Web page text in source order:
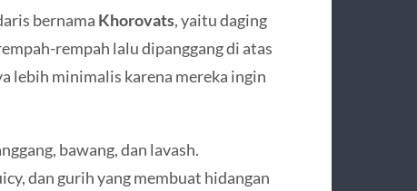
bernama Khorovats, yaitu daging
rempah lalu dipanggang di atas
lebih minimalis karena mereka ingin
bawang, dan lavash.
dan gurih yang membuat hidangan